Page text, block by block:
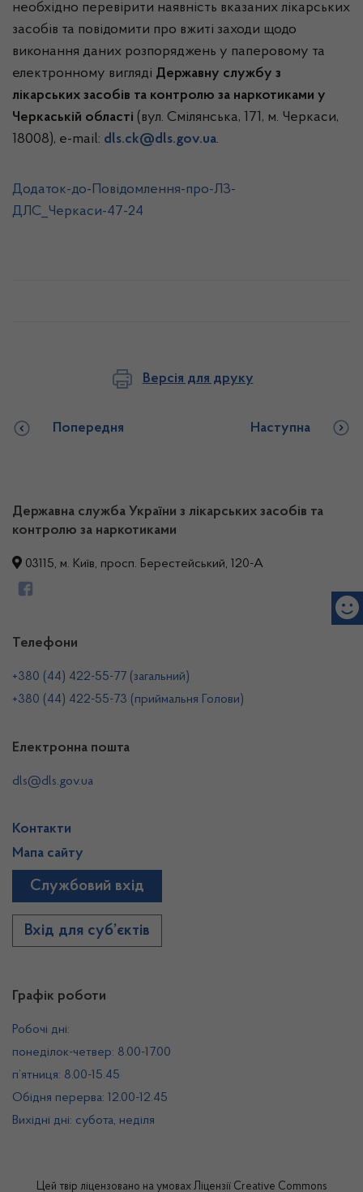
необхідно перевірити наявність вказаних лікарських
засобів та повідомити про вжиті заходи щодо
виконання даних розпоряджень у паперовому та
електронному вигляді Державну службу з
лікарських засобів та контролю за наркотиками у
Черкаській області (вул. Смілянська, 171, м. Черкаси,
18008), е-mail: dls.ck@dls.gov.ua.
Додаток-до-Повідомлення-про-ЛЗ-
ДЛС_Черкаси-47-24
Версія для друку
Попередня Наступна
Державна служба України з лікарських засобів та
контролю за наркотиками
03115, м. Київ, просп. Берестейський, 120-А
Графік роботи
Робочі дні:
понеділок-четвер: 8.00-17.00
п’ятниця: 8.00-15.45
Обідня перерва: 12.00-12.45
Вихідні дні: субота, неділя
Телефони
+380 (44) 422-55-77 (загальний)
+380 (44) 422-55-73 (приймальня Голови)
Електронна пошта
dls@dls.gov.ua
Контакти
Мапа сайту
Службовий вхід
Вхід для суб’єктів
Цей твір ліцензовано на умовах Ліцензії Creative Commons